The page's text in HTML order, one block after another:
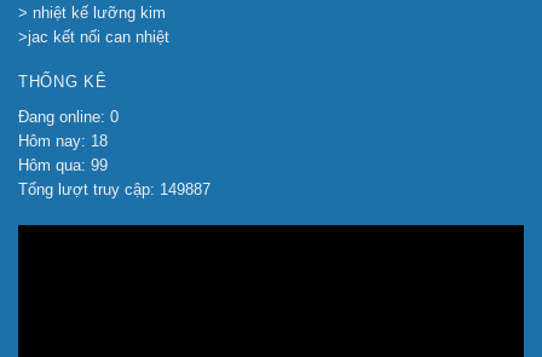
> nhiệt kế lưỡng kim
>jac kết nối can nhiệt
THỐNG KÊ
Đang online: 0
Hôm nay: 18
Hôm qua: 99
Tổng lượt truy cập: 149887